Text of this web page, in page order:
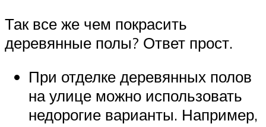
Так все же чем покрасить
деревянные полы? Ответ прост.
При отделке деревянных полов
на улице можно использовать
недорогие варианты. Например,